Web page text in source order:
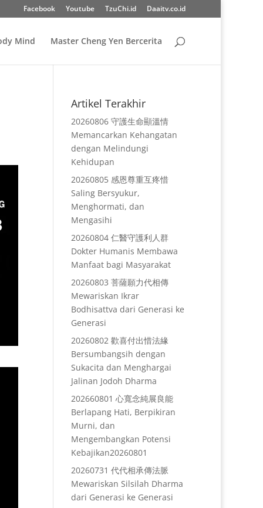
Facebook Youtube TzuChi.id Daaitv.co.id
Mind Master Cheng Yen Bercerita
Artikel Terakhir
20260806 守護生命顯溫情
Memancarkan Kehangatan
dengan Melindungi
Kehidupan
20260805 感恩尊重互疼惜
Saling Bersyukur,
Menghormati, dan
Mengasihi
20260804 仁醫守護利人群
Dokter Humanis Membawa
Manfaat bagi Masyarakat
20260803 菩薩願力代相傳
Mewariskan Ikrar
Bodhisattva dari Generasi ke
Generasi
20260802 歡喜付出惜法緣
Bersumbangsih dengan
Sukacita dan Menghargai
Jalinan Jodoh Dharma
202660801 心寬念純展良能
Berlapang Hati, Berpikiran
Murni, dan
Mengembangkan Potensi
Kebajikan20260801
20260731 代代相承傳法脈
Mewariskan Silsilah Dharma
dari Generasi ke Generasi